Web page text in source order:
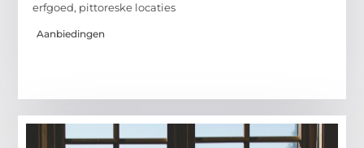
erfgoed, pittoreske locaties
Aanbiedingen